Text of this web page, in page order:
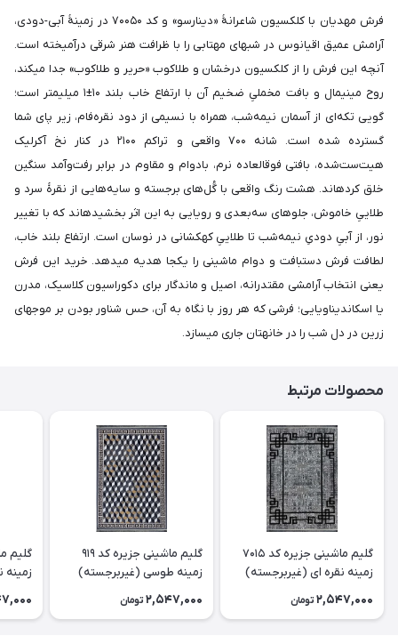
فرش مهدیان با کلکسیون شاعرانهٔ «دینارسو» و کد ۷۰۰۵۰ در زمینۀ آبی-دودی،
آرامش عمیق اقیانوس در شبهای مهتابی را با ظرافت هنر شرقی درآمیخته است.
آنچه این فرش را از کلکسیون درخشان و طلاکوب «حریر و طلاکوب» جدا میکند،
روح مینیمال و بافت مخملیِ ضخیم آن با ارتفاع خاب بلند ۱۰±۱ میلیمتر است؛
گویی تکه‌ای از آسمان نیمه‌شب، همراه با نسیمی از دود نقره‌فام، زیر پای شما
گسترده شده است. شانه ۷۰۰ واقعی و تراکم ۲۱۰۰ در کنار نخ آکرلیک
هیت‌ست‌شده، بافتی فوقالعاده نرم، بادوام و مقاوم در برابر رفت‌وآمد سنگین
خلق کردهاند. هشت رنگ واقعی با گُل‌های برجسته و سایه‌هایی از نقرۀ سرد و
طلاییِ خاموش، جلوهای سه‌بعدی و رویایی به این اثر بخشیدهاند که با تغییر
نور، از آبیِ دودیِ نیمه‌شب تا طلاییِ کهکشانی در نوسان است. ارتفاع بلند خاب،
لطافت فرش دستبافت و دوام ماشینی را یکجا هدیه میدهد. خرید این فرش
یعنی انتخاب آرامشی مقتدرانه، اصیل و ماندگار برای دکوراسیون کلاسیک، مدرن
یا اسکاندیناویایی؛ فرشی که هر روز با نگاه به آن، حس شناور بودن بر موجهای
زرین در دل شب را در خانهتان جاری میسازد.
محصولات مرتبط
گلیم ماشینی جزیره کد 7015
زمینه نقره ای (غیربرجسته)
2,547,000 تومان
گلیم ماشینی جزیره کد 919
زمینه طوسی (غیربرجسته)
2,547,000 تومان
زمینه